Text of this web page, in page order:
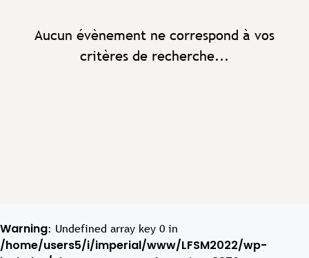
Aucun évènement ne correspond à vos
critères de recherche...
Warning: Undefined array key 0 in
/home/users5/i/imperial/www/LFSM2022/wp-